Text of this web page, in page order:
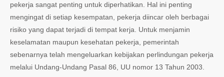
pekerja sangat penting untuk diperhatikan. Hal ini penting
mengingat di setiap kesempatan, pekerja diincar oleh berbagai
risiko yang dapat terjadi di tempat kerja. Untuk menjamin
keselamatan maupun kesehatan pekerja, pemerintah
sebenarnya telah mengeluarkan kebijakan perlindungan pekerja
melalui Undang-Undang Pasal 86, UU nomor 13 Tahun 2003.